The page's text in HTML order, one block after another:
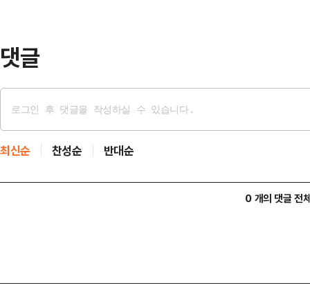
댓글
최신순 찬성순 반대순
0 개의 댓글 전